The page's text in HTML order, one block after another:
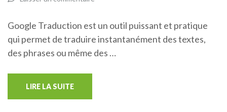
Google Traduction est un outil puissant et pratique
qui permet de traduire instantanément des textes,
des phrases ou même des …
LIRE LA SUITE